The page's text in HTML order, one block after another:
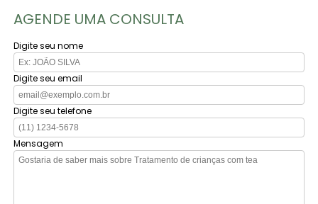
AGENDE UMA CONSULTA
Digite seu nome
Digite seu email
Digite seu telefone
Mensagem